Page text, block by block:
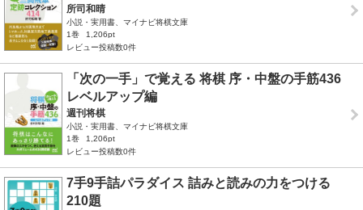
所司和晴
小説・実用書、マイナビ将棋文庫
1巻
1,206pt
レビュー投稿数0件
「次の一手」で覚える 将棋 序・中盤の手筋436
レベルアップ編
週刊将棋
小説・実用書、マイナビ将棋文庫
1巻
1,206pt
レビュー投稿数0件
7手9手詰パラダイス 詰みと読みの力をつける
210題